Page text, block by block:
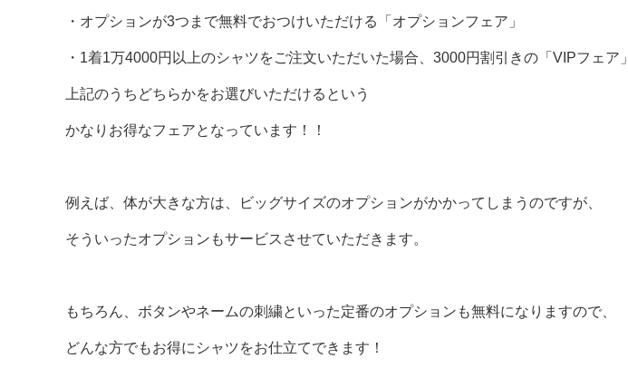
・オプションが3つまで無料でおつけいただける「オプションフェア」
・1着1万4000円以上のシャツをご注文いただいた場合、3000円割引きの「VIPフェア」
上記のうちどちらかをお選びいただけるという
かなりお得なフェアとなっています！！
例えば、体が大きな方は、ビッグサイズのオプションがかかってしまうのですが、
そういったオプションもサービスさせていただきます。
もちろん、ボタンやネームの刺繍といった定番のオプションも無料になりますので、
どんな方でもお得にシャツをお仕立てできます！